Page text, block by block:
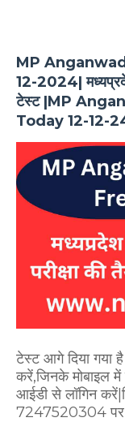
MP
12-2024|
टेस्ट |MP
Today 12-12-
टेस्ट आगे दिया गया
करें,जिनके मोबाइल
आईडी से लॉगिन
7247520304